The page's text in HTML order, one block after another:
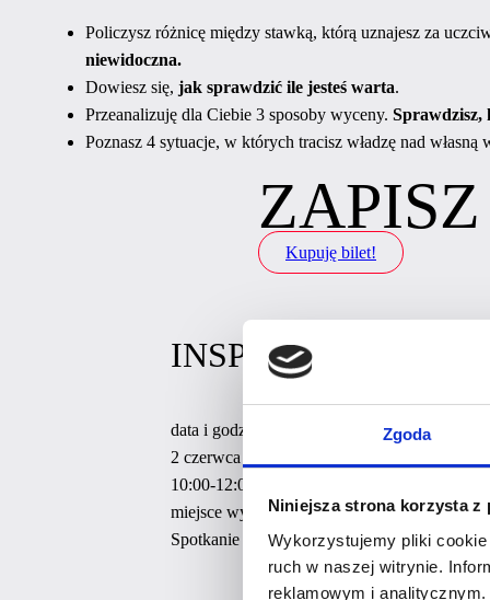
Zgoda
Niniejsza strona korzysta z
Wykorzystujemy pliki
ruch w naszej witrynie.
reklamowym i
Policzysz różnicę między stawką, którą uznajesz za
niewidoczna.
Dowiesz się, jak sprawdzić ile jesteś warta.
Przeanalizuję dla Ciebie 3 sposoby wyceny. Sprawdzisz,
Poznasz 4 sytuacje, w których tracisz władzę nad
Kupuję bilet!
INSPIRUJĄCA
data i godzina
2 czerwca 2026
10:00-12:00
miejsce wydarzenia
Spotkanie online